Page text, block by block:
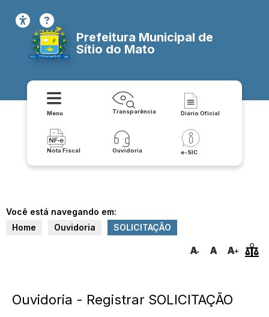
Prefeitura Municipal de
Sítio do Mato
Menu Transparência Diário Oficial
Nota Fiscal Ouvidoria e-SIC
Você está navegando em:
Home
Ouvidoria SOLICITAÇÃO
Ouvidoria - Registrar SOLICITAÇÃO